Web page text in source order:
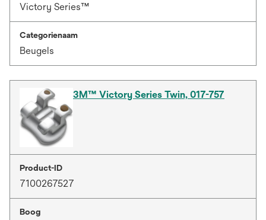
Victory Series™
Categorienaam
Beugels
3M™ Victory Series Twin, 017-757
Product-ID
7100267527
Boog